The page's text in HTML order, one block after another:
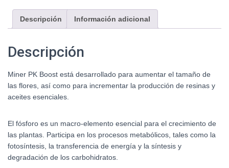
Descripción Información adicional
Descripción
Miner PK Boost está desarrollado para aumentar el tamaño de
las flores, así como para incrementar la producción de resinas y
aceites esenciales.
El fósforo es un macro-elemento esencial para el crecimiento de
las plantas. Participa en los procesos metabólicos, tales como la
fotosíntesis, la transferencia de energía y la síntesis y
degradación de los carbohidratos.